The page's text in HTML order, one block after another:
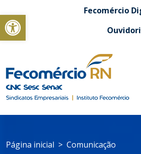
Abrir a barra de ferramentasFecomércio
Página inicial Comunicação